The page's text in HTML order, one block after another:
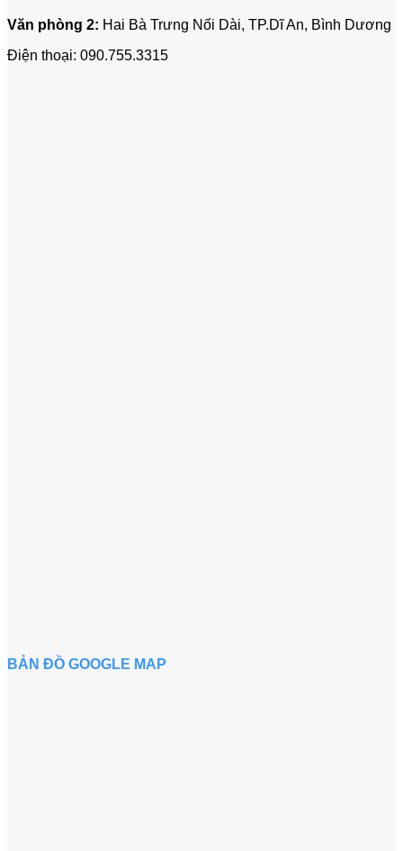
Văn phòng 2: Hai Bà Trưng Nối Dài, TP.Dĩ An, Bình Dương
Điện thoại: 090.755.3315
BẢN ĐỒ GOOGLE MAP